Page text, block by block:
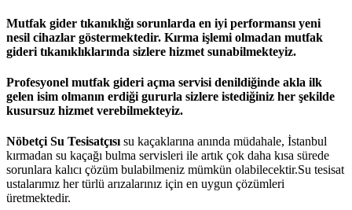
Mutfak gider tıkanıklığı sorunlarda en iyi performansı yeni
nesil cihazlar göstermektedir. Kırma işlemi olmadan mutfak
gideri tıkanıklıklarında sizlere hizmet sunabilmekteyiz.
Profesyonel mutfak gideri açma servisi denildiğinde akla ilk
gelen isim olmanın erdiği gururla sizlere istediğiniz her şekilde
kusursuz hizmet verebilmekteyiz.
Nöbetçi Su Tesisatçısı su kaçaklarına anında müdahale, İstanbul
kırmadan su kaçağı bulma servisleri ile artık çok daha kısa sürede
sorunlara kalıcı çözüm bulabilmeniz mümkün olabilecektir.Su tesisat
ustalarımız her türlü arızalarınız için en uygun çözümleri
üretmektedir.